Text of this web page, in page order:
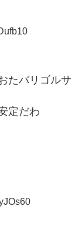
たバリゴルサ
定だわ